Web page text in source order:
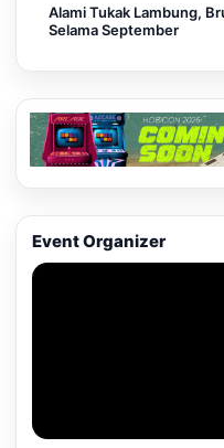
Alami Tukak Lambung,
Selama September
Event Organizer